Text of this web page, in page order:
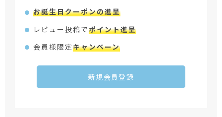
お誕生日クーポンの進呈
レビュー投稿でポイント進呈
会員様限定キャンペーン
新規会員登録